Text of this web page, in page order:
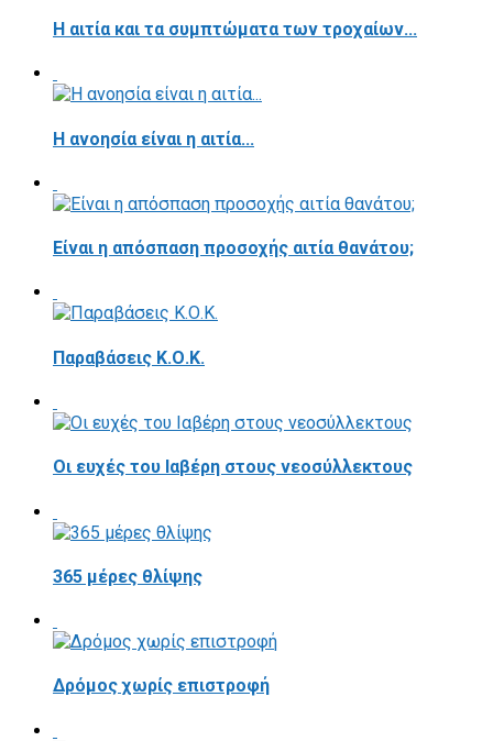
Η αιτία και τα συμπτώματα των τροχαίων...
Η ανοησία είναι η αιτία...
Είναι η απόσπαση προσοχής αιτία θανάτου;
Παραβάσεις Κ.Ο.Κ.
Οι ευχές του Ιαβέρη στους νεοσύλλεκτους
365 μέρες θλίψης
Δρόμος χωρίς επιστροφή